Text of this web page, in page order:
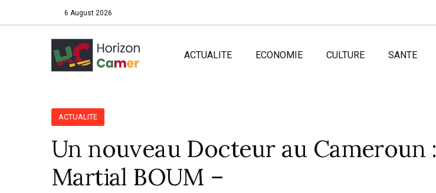
6 August 2026
ACTUALITE ECONOMIE CULTURE SANTE
ACTUALITE
Un nouveau Docteur au Cameroun :
Martial BOUM –